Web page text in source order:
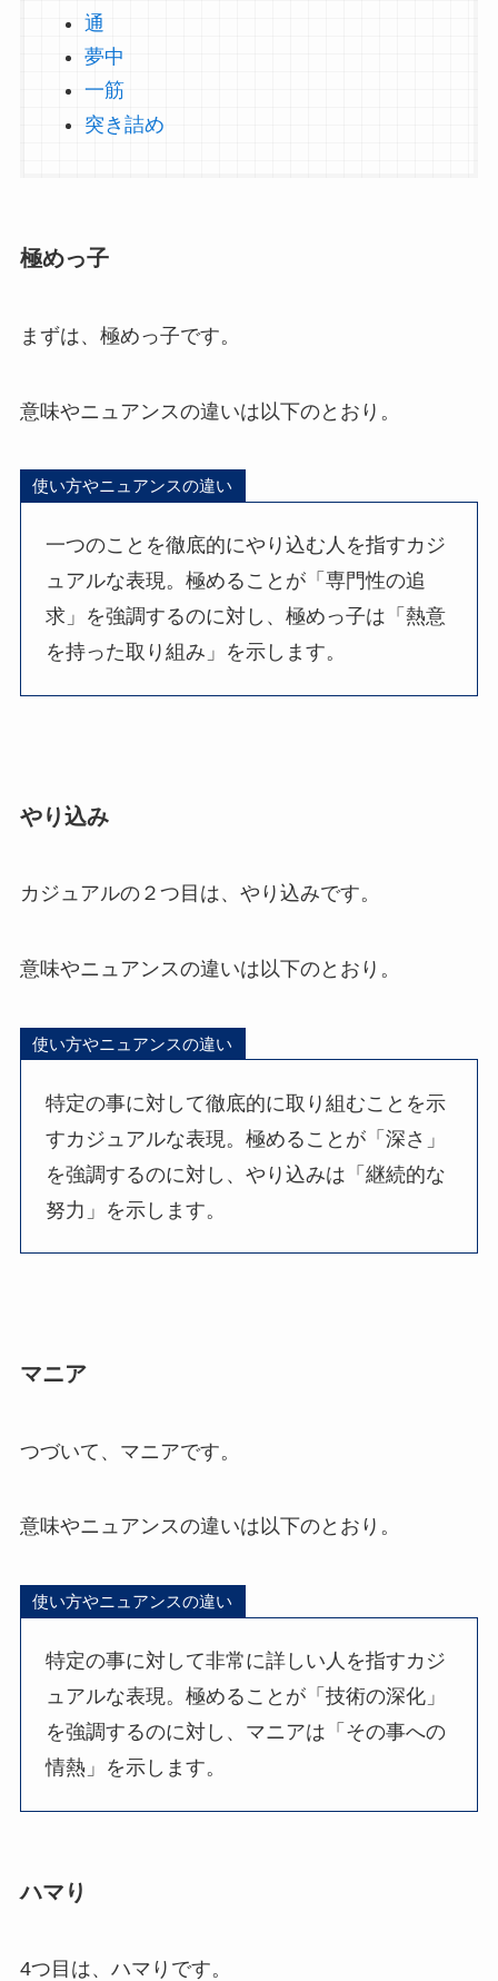
通
夢中
一筋
突き詰め
極めっ子
まずは、極めっ子です。
意味やニュアンスの違いは以下のとおり。
使い方やニュアンスの違い
一つのことを徹底的にやり込む人を指すカジ
ュアルな表現。極めることが「専門性の追
求」を強調するのに対し、極めっ子は「熱意
を持った取り組み」を示します。
やり込み
カジュアルの２つ目は、やり込みです。
意味やニュアンスの違いは以下のとおり。
使い方やニュアンスの違い
特定の事に対して徹底的に取り組むことを示
すカジュアルな表現。極めることが「深さ」
を強調するのに対し、やり込みは「継続的な
努力」を示します。
マニア
つづいて、マニアです。
意味やニュアンスの違いは以下のとおり。
使い方やニュアンスの違い
特定の事に対して非常に詳しい人を指すカジ
ュアルな表現。極めることが「技術の深化」
を強調するのに対し、マニアは「その事への
情熱」を示します。
ハマり
4つ目は、ハマりです。